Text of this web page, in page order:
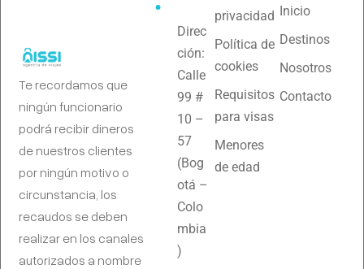
Te recordamos que
ningún funcionario
podrá recibir dineros
de nuestros clientes
por ningún motivo o
circunstancia, los
recaudos se deben
realizar en los canales
autorizados a nombre
Inicio
Destinos
Nosotros
Contacto
privacidad
Política de
cookies
Requisitos
para visas
Menores
de edad
Direc
ción:
Calle
99 #
10 –
57
(Bog
otá –
Colo
mbia
)